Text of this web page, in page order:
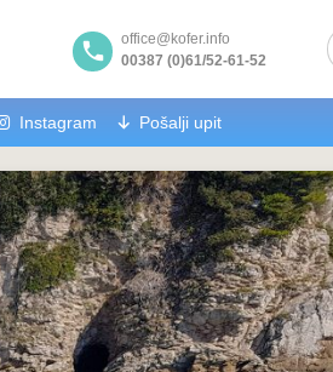
office@kofer.info
00387 (0)61/52-61-52
Instagram Pošalji upit